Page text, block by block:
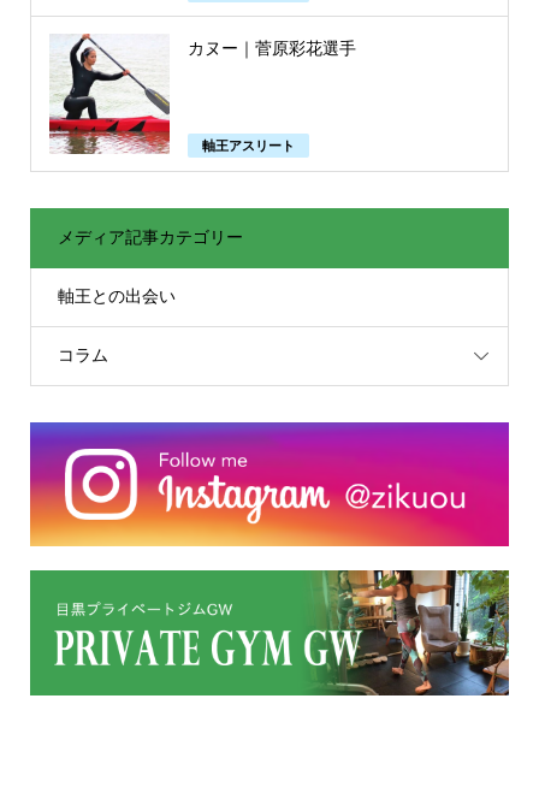
カヌー｜菅原彩花選手
軸王アスリート
メディア記事カテゴリー
軸王との出会い
コラム